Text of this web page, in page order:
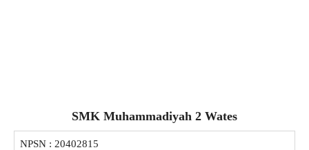
SMK Muhammadiyah 2 Wates
NPSN : 20402815